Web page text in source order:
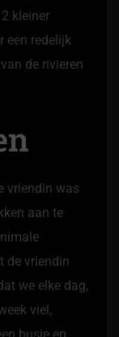
kleiner
een redelijk
de rivieren
vriendin was
aan te
de vriendin
we elke dag,
viel,